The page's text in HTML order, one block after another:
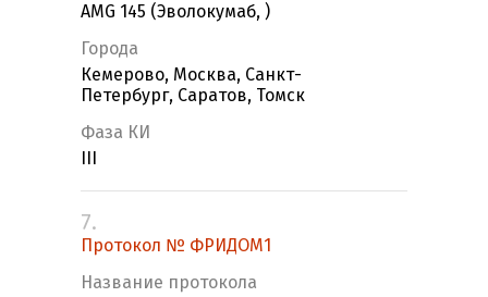
AMG 145 (Эволокумаб, )
Города
Кемерово, Москва, Санкт-
Петербург, Саратов, Томск
Фаза КИ
7.
Протокол № ФРИДОМ1
Название протокола